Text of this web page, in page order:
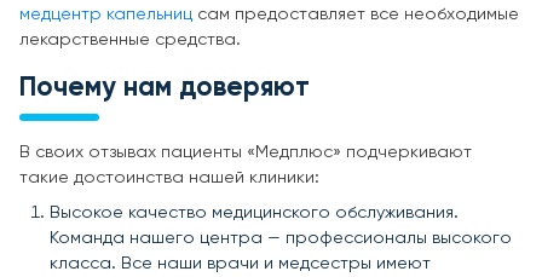
медцентр капельниц сам предоставляет все необходимые
лекарственные средства.
Почему нам доверяют
В своих отзывах пациенты «Медплюс» подчеркивают
такие достоинства нашей клиники:
Высокое качество медицинского обслуживания.
Команда нашего центра — профессионалы высокого
класса. Все наши врачи и медсестры имеют